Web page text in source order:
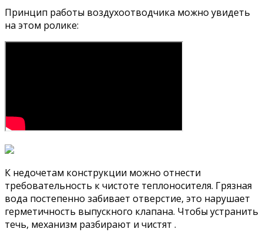
Принцип работы воздухоотводчика можно увидеть
на этом ролике:
К недочетам конструкции можно отнести
требовательность к чистоте теплоносителя. Грязная
вода постепенно забивает отверстие, это нарушает
герметичность выпускного клапана. Чтобы устранить
течь, механизм разбирают и чистят .